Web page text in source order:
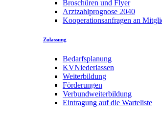
Broschüren und Flyer
Arztzahlprognose 2040
Kooperationsanfragen an
Zulassung
Bedarfsplanung
KVNiederlassen
Weiterbildung
Förderungen
Verbundweiterbildung
Eintragung auf die Warteliste